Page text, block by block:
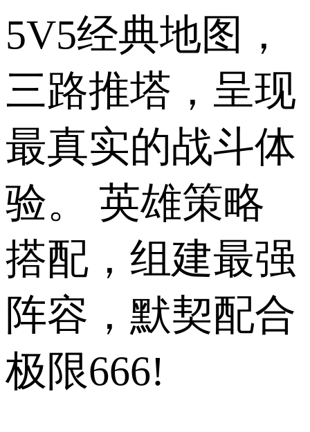
5V5经典地图，
三路推塔，呈现
最真实的战斗体
验。 英雄策略
搭配，组建最强
阵容，默契配合
极限666!